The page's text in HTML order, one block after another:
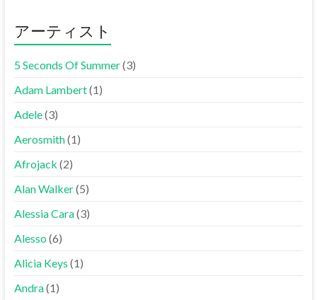
アーティスト
5 Seconds Of Summer(3)
Adam Lambert(1)
Adele(3)
Aerosmith(1)
Afrojack (2)
Alan Walker(5)
Alessia Cara(3)
Alesso(6)
Alicia Keys (1)
Andra(1)